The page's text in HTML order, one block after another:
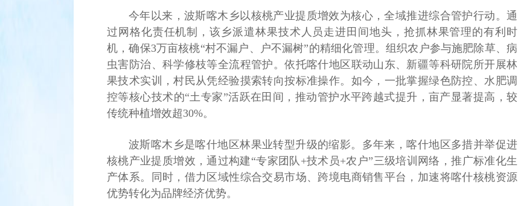
今年以来，波斯喀木乡以核桃产业提质增效为核心，全域推进综合管护行动。通
过网格化责任机制，该乡派遣林果技术人员走进田间地头，抢抓林果管理的有利时
机，确保3万亩核桃“村不漏户、户不漏树”的精细化管理。组织农户参与施肥除草、病
虫害防治、科学修枝等全流程管护。依托喀什地区联动山东、新疆等科研院所开展林
果技术实训，村民从凭经验摸索转向按标准操作。如今，一批掌握绿色防控、水肥调
控等核心技术的“土专家”活跃在田间，推动管护水平跨越式提升，亩产显著提高，较
传统种植增效超30%。
波斯喀木乡是喀什地区林果业转型升级的缩影。多年来，喀什地区多措并举促进
核桃产业提质增效，通过构建“专家团队+技术员+农户”三级培训网络，推广标准化生
产体系。同时，借力区域性综合交易市场、跨境电商销售平台，加速将喀什核桃资源
优势转化为品牌经济优势。